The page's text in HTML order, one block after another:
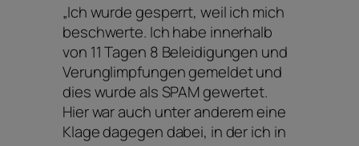
„Ich wurde gesperrt, weil ich mich
beschwerte. Ich habe innerhalb
von 11 Tagen 8 Beleidigungen und
Verunglimpfungen gemeldet und
dies wurde als SPAM gewertet.
Hier war auch unter anderem eine
Klage dagegen dabei, in der ich in